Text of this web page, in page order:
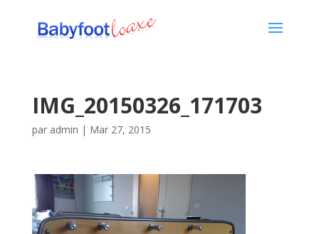
IMG_20150326_171703
par admin | Mar 27, 2015